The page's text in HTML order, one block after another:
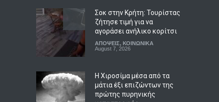
Σοκ στην Κρήτη: Τουρίστας
ζήτησε τιμή για να
αγοράσει ανήλικο κορίτσι
ΑΠΟΨΕΙΣ, ΚΟΙΝΩΝΙΚΑ
August 7, 2026
Η Χιροσίμα μέσα από τα
μάτια έξι επιζώντων της
πρώτης πυρηνικής